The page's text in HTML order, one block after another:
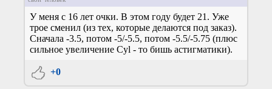
У меня с 16 лет очки. В этом году будет 21. Уже
трое сменил (из тех, которые делаются под заказ).
Сначала -3.5, потом -5/-5.5, потом -5.5/-5.75 (плюс
сильное увеличение Cyl - то бишь астигматики).
+0